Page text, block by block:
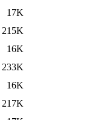
17K
215K
16K
233K
16K
217K